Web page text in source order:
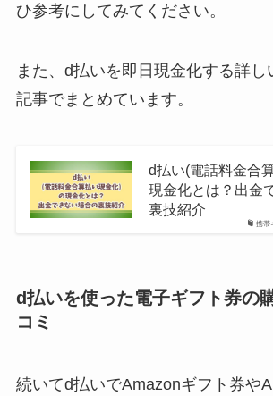
ひ参考にしてみてください。
また、d払いを即日現金化する詳し
記事でまとめています。
携帯
d払い(電話料金合
現金化とは？出金
裏技紹介
d払いを使った電子ギフト券の
コミ
続いてd払いでAmazonギフト券や